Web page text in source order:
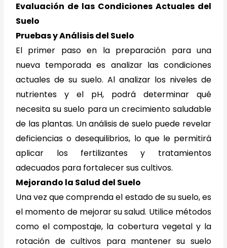
Evaluación de las Condiciones Actuales del
Suelo
Pruebas y Análisis del Suelo
El primer paso en la preparación para una
nueva temporada es analizar las condiciones
actuales de su suelo. Al analizar los niveles de
nutrientes y el pH, podrá determinar qué
necesita su suelo para un crecimiento saludable
de las plantas. Un análisis de suelo puede revelar
deficiencias o desequilibrios, lo que le permitirá
aplicar los fertilizantes y tratamientos
adecuados para fortalecer sus cultivos.
Mejorando la Salud del Suelo
Una vez que comprenda el estado de su suelo, es
el momento de mejorar su salud. Utilice métodos
como el compostaje, la cobertura vegetal y la
rotación de cultivos para mantener su suelo